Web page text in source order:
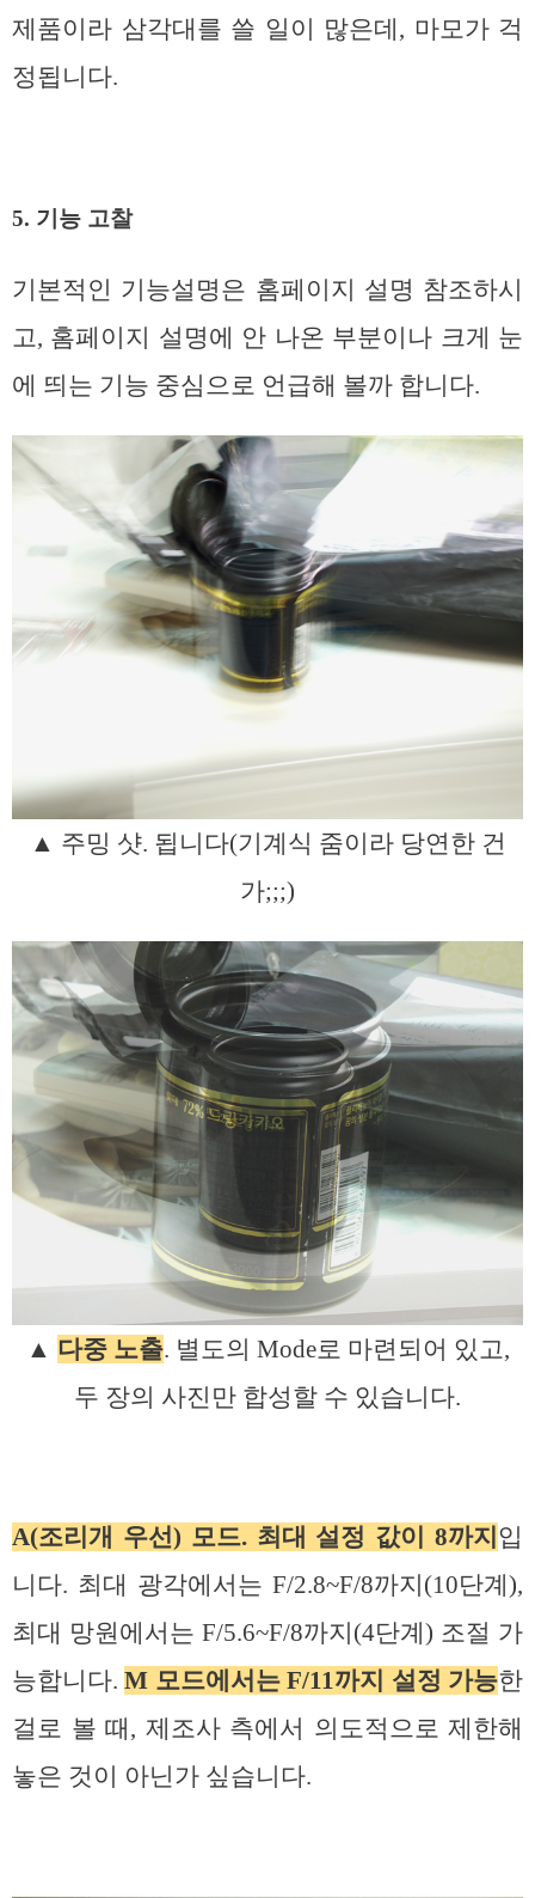
제품이라 삼각대를 쓸 일이 많은데, 마모가 걱
정됩니다.
5. 기능 고찰
기본적인 기능설명은 홈페이지 설명 참조하시
고, 홈페이지 설명에 안 나온 부분이나 크게 눈
에 띄는 기능 중심으로 언급해 볼까 합니다.
▲ 주밍 샷. 됩니다(기계식 줌이라 당연한 건
가;;;)
▲ 다중 노출. 별도의 Mode로 마련되어 있고,
두 장의 사진만 합성할 수 있습니다.
A(조리개 우선) 모드. 최대 설정 값이 8까지 입
니다. 최대 광각에서는 F/2.8~F/8까지(10단계),
최대 망원에서는 F/5.6~F/8까지(4단계) 조절 가
능합니다.M 모드에서는 F/11까지 설정 가능한
걸로 볼 때, 제조사 측에서 의도적으로 제한해
놓은 것이 아닌가 싶습니다.